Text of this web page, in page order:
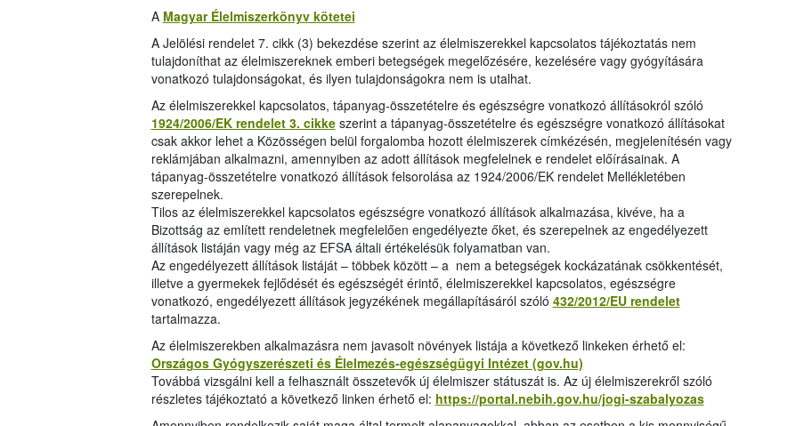
A Magyar Élelmiszerkönyv kötetei
A Jelölési rendelet 7. cikk (3) bekezdése szerint az élelmiszerekkel kapcsolatos tájékoztatás nem
tulajdoníthat az élelmiszereknek emberi betegségek megelőzésére, kezelésére vagy gyógyítására
vonatkozó tulajdonságokat, és ilyen tulajdonságokra nem is utalhat.
Az élelmiszerekkel kapcsolatos, tápanyag-összetételre és egészségre vonatkozó állításokról szóló
1924/2006/EK rendelet 3. cikkeszerint a tápanyag-összetételre és egészségre vonatkozó állításokat
csak akkor lehet a Közösségen belül forgalomba hozott élelmiszerek címkézésén, megjelenítésén vagy
reklámjában alkalmazni, amennyiben az adott állítások megfelelnek e rendelet előírásainak. A
tápanyag-összetételre vonatkozó állítások felsorolása az 1924/2006/EK rendelet Mellékletében
szerepelnek.
Tilos az élelmiszerekkel kapcsolatos egészségre vonatkozó állítások alkalmazása, kivéve, ha a
Bizottság az említett rendeletnek megfelelően engedélyezte őket, és szerepelnek az engedélyezett
állítások listáján vagy még az EFSA általi értékelésük folyamatban van.
Az engedélyezett állítások listáját – többek között – a nem a betegségek kockázatának csökkentését,
illetve a gyermekek fejlődését és egészségét érintő, élelmiszerekkel kapcsolatos, egészségre
vonatkozó, engedélyezett állítások jegyzékének megállapításáról szóló 432/2012/EU rendelet
tartalmazza.
Az élelmiszerekben alkalmazásra nem javasolt növények listája a következő linkeken érhető el:
Országos Gyógyszerészeti és Élelmezés-egészségügyi Intézet (gov.hu)
Továbbá vizsgálni kell a felhasznált összetevők új élelmiszer státuszát is. Az új élelmiszerekről szóló
részletes tájékoztató a következő linken érhető el: https://portal.nebih.gov.hu/jogi-szabalyozas